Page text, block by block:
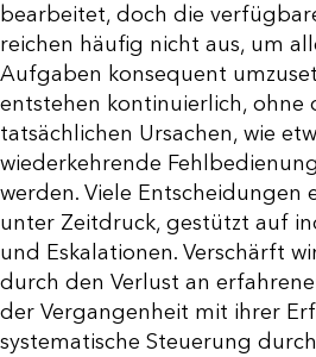
bearbeitet, doch die
reichen häufig nicht aus, um
Aufgaben konsequent
entstehen kontinuierlich, ohne
tatsächlichen Ursachen, wie
wiederkehrende
werden. Viele Entscheidungen
unter Zeitdruck, gestützt auf
und Eskalationen. Verschärft
durch den Verlust an
der Vergangenheit mit ihrer
systematische Steuerung